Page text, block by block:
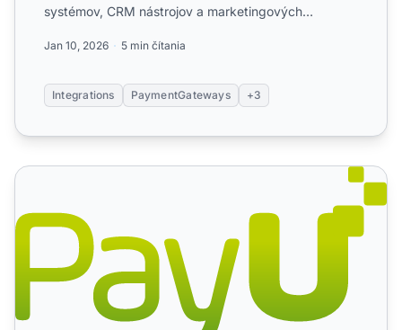
systémov, CRM nástrojov a marketingových
Jan 10, 2026 5 min čítania
Integrations PaymentGateways +3
PayU (PagosOnline)